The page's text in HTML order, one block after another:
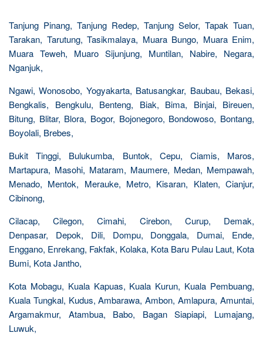
Tanjung Pinang, Tanjung Redep, Tanjung Selor, Tapak Tuan,
Tarakan, Tarutung, Tasikmalaya, Muara Bungo, Muara Enim,
Muara Teweh, Muaro Sijunjung, Muntilan, Nabire, Negara,
Nganjuk,
Ngawi, Wonosobo, Yogyakarta, Batusangkar, Baubau, Bekasi,
Bengkalis, Bengkulu, Benteng, Biak, Bima, Binjai, Bireuen,
Bitung, Blitar, Blora, Bogor, Bojonegoro, Bondowoso, Bontang,
Boyolali, Brebes,
Bukit Tinggi, Bulukumba, Buntok, Cepu, Ciamis, Maros,
Martapura, Masohi, Mataram, Maumere, Medan, Mempawah,
Menado, Mentok, Merauke, Metro, Kisaran, Klaten, Cianjur,
Cibinong,
Cilacap, Cilegon, Cimahi, Cirebon, Curup, Demak,
Denpasar, Depok, Dili, Dompu, Donggala, Dumai, Ende,
Enggano, Enrekang, Fakfak, Kolaka, Kota Baru Pulau Laut, Kota
Bumi, Kota Jantho,
Kota Mobagu, Kuala Kapuas, Kuala Kurun, Kuala Pembuang,
Kuala Tungkal, Kudus, Ambarawa, Ambon, Amlapura, Amuntai,
Argamakmur, Atambua, Babo, Bagan Siapiapi, Lumajang,
Luwuk,